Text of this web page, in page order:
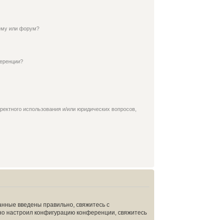
или форум?
использования и/или юридических вопросов,
введены правильно, свяжитесь с
настроил конфигурацию конференции, свяжитесь